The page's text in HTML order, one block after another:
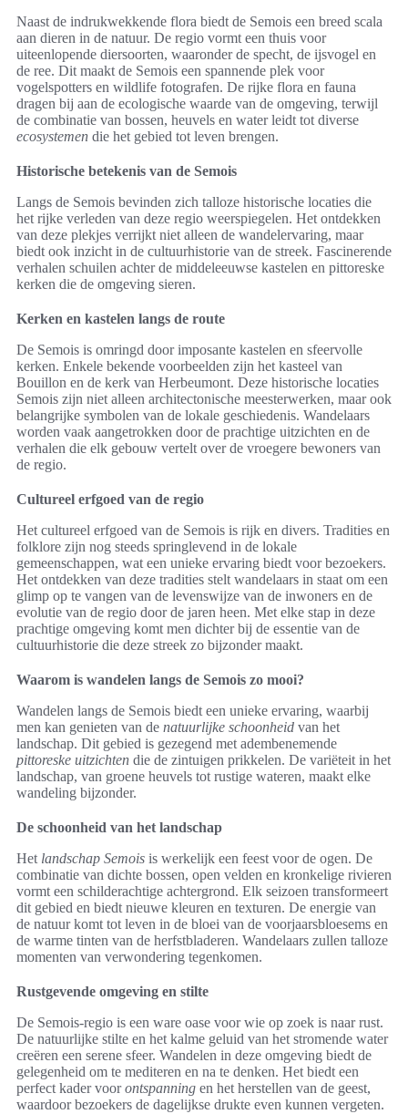
Naast de indrukwekkende flora biedt de Semois een breed scala
aan dieren in de natuur. De regio vormt een thuis voor
uiteenlopende diersoorten, waaronder de specht, de ijsvogel en
de ree. Dit maakt de Semois een spannende plek voor
vogelspotters en wildlife fotografen. De rijke flora en fauna
dragen bij aan de ecologische waarde van de omgeving, terwijl
de combinatie van bossen, heuvels en water leidt tot diverse
ecosystemen die het gebied tot leven brengen.
Historische betekenis van de Semois
Langs de Semois bevinden zich talloze historische locaties die
het rijke verleden van deze regio weerspiegelen. Het ontdekken
van deze plekjes verrijkt niet alleen de wandelervaring, maar
biedt ook inzicht in de cultuurhistorie van de streek. Fascinerende
verhalen schuilen achter de middeleeuwse kastelen en pittoreske
kerken die de omgeving sieren.
Kerken en kastelen langs de route
De Semois is omringd door imposante kastelen en sfeervolle
kerken. Enkele bekende voorbeelden zijn het kasteel van
Bouillon en de kerk van Herbeumont. Deze historische locaties
Semois zijn niet alleen architectonische meesterwerken, maar ook
belangrijke symbolen van de lokale geschiedenis. Wandelaars
worden vaak aangetrokken door de prachtige uitzichten en de
verhalen die elk gebouw vertelt over de vroegere bewoners van
de regio.
Cultureel erfgoed van de regio
Het cultureel erfgoed van de Semois is rijk en divers. Tradities en
folklore zijn nog steeds springlevend in de lokale
gemeenschappen, wat een unieke ervaring biedt voor bezoekers.
Het ontdekken van deze tradities stelt wandelaars in staat om een
glimp op te vangen van de levenswijze van de inwoners en de
evolutie van de regio door de jaren heen. Met elke stap in deze
prachtige omgeving komt men dichter bij de essentie van de
cultuurhistorie die deze streek zo bijzonder maakt.
Waarom is wandelen langs de Semois zo mooi?
Wandelen langs de Semois biedt een unieke ervaring, waarbij
men kan genieten van de natuurlijke schoonheid van het
landschap. Dit gebied is gezegend met adembenemende
pittoreske uitzichten die de zintuigen prikkelen. De variëteit in het
landschap, van groene heuvels tot rustige wateren, maakt elke
wandeling bijzonder.
De schoonheid van het landschap
Het landschap Semois is werkelijk een feest voor de ogen. De
combinatie van dichte bossen, open velden en kronkelige rivieren
vormt een schilderachtige achtergrond. Elk seizoen transformeert
dit gebied en biedt nieuwe kleuren en texturen. De energie van
de natuur komt tot leven in de bloei van de voorjaarsbloesems en
de warme tinten van de herfstbladeren. Wandelaars zullen talloze
momenten van verwondering tegenkomen.
Rustgevende omgeving en stilte
De Semois-regio is een ware oase voor wie op zoek is naar rust.
De natuurlijke stilte en het kalme geluid van het stromende water
creëren een serene sfeer. Wandelen in deze omgeving biedt de
gelegenheid om te mediteren en na te denken. Het biedt een
perfect kader voorontspanning en het herstellen van de geest,
waardoor bezoekers de dagelijkse drukte even kunnen vergeten.